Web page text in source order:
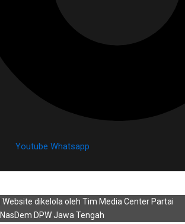
Youtube Whatsapp
dikelola oleh Tim Media Center Partai
NasDem DPW Jawa Tengah